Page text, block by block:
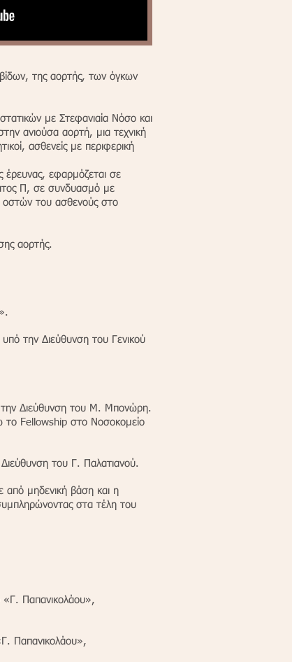
της αορτής, των όγκων
με Στεφανιαία Νόσο και
ανιούσα αορτή, μια τεχνική
ασθενείς με περιφερική
έρευνας, εφαρμόζεται σε
Π, σε συνδυασμό με
οστών του ασθενούς στο
αορτής.
την Διεύθυνση του Γενικού
την Διεύθυνση του Μ. Μπονώρη.
το Fellowship στο Νοσοκομείο
του Γ. Παλατιανού.
από μηδενική βάση και η
στα τέλη του
«Γ. Παπανικολάου»,
Παπανικολάου»,